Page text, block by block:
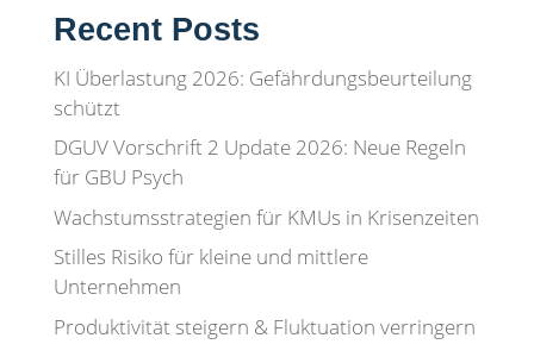
Recent Posts
KI Überlastung 2026: Gefährdungsbeurteilung
schützt
DGUV Vorschrift 2 Update 2026: Neue Regeln
für GBU Psych
Wachstumsstrategien für KMUs in Krisenzeiten
Stilles Risiko für kleine und mittlere
Unternehmen
Produktivität steigern & Fluktuation verringern